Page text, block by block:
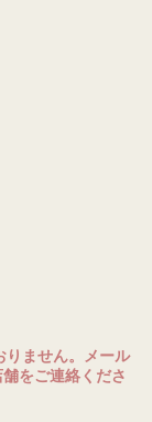
りません。メール
をご連絡くださ